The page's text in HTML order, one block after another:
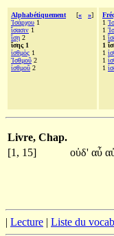
Alphabétiquement [« »]
Ἰσάρχου 1
ἴσασιν 1
ἴσῃ 2
ἴσης 1
ἰσθμὸς 1
Ἰσθμοῦ 2
ἰσθμοῦ 2
1
1
1
1
1
1
1
Livre, Chap.
[1, 15]
οὐδ' αὖ
| Lecture | Liste du